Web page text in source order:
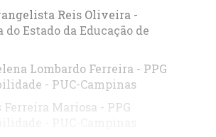
Reis Oliveira -
do Estado da Educação de
Lombardo Ferreira - PPG
- PUC-Campinas
Ferreira Mariosa - PPG